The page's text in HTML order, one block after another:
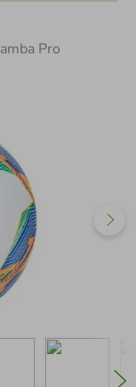
Pro